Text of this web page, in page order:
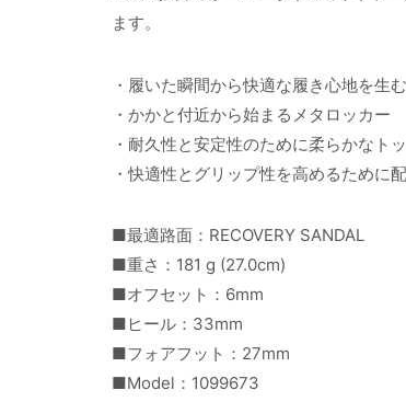
ます。
・履いた瞬間から快適な履き心地を生
・かかと付近から始まるメタロッカー
・耐久性と安定性のために柔らかなト
・快適性とグリップ性を高めるために
■最適路面：RECOVERY SANDAL
■重さ：181 g (27.0cm)
■オフセット：6mm
■ヒール：33mm
■フォアフット：27mm
■Model：1099673